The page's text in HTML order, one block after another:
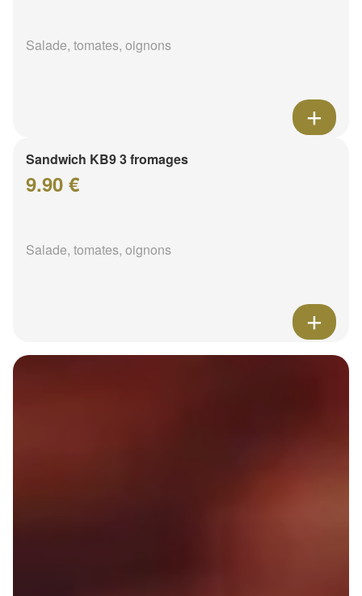
Salade, tomates, oignons
Sandwich KB9 3 fromages
9.90 €
Salade, tomates, oignons